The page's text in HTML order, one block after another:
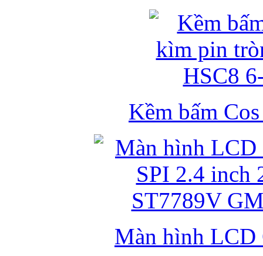
Kềm bấm
Màn hình LCD